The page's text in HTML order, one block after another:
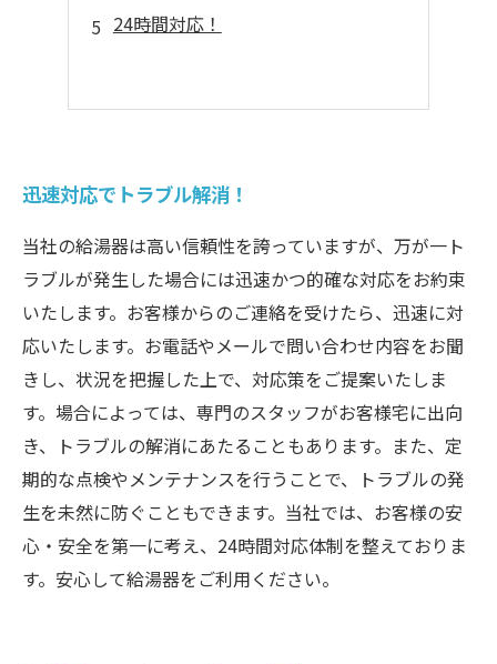
24時間対応！
迅速対応でトラブル解消！
当社の給湯器は高い信頼性を誇っていますが、万が一ト
ラブルが発生した場合には迅速かつ的確な対応をお約束
いたします。お客様からのご連絡を受けたら、迅速に対
応いたします。お電話やメールで問い合わせ内容をお聞
きし、状況を把握した上で、対応策をご提案いたしま
す。場合によっては、専門のスタッフがお客様宅に出向
き、トラブルの解消にあたることもあります。また、定
期的な点検やメンテナンスを行うことで、トラブルの発
生を未然に防ぐこともできます。当社では、お客様の安
心・安全を第一に考え、24時間対応体制を整えておりま
す。安心して給湯器をご利用ください。